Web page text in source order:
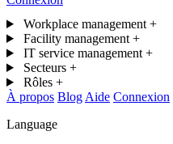
Workplace management +
Facility management +
IT service management +
Secteurs +
Rôles +
À propos Blog Aide Connexion
Language